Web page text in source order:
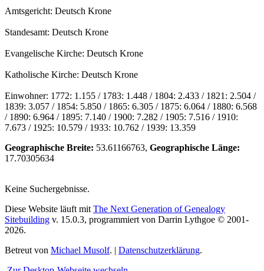
Amtsgericht: Deutsch Krone
Standesamt: Deutsch Krone
Evangelische Kirche: Deutsch Krone
Katholische Kirche: Deutsch Krone
Einwohner: 1772: 1.155 / 1783: 1.448 / 1804: 2.433 / 1821: 2.504 /
1839: 3.057 / 1854: 5.850 / 1865: 6.305 / 1875: 6.064 / 1880: 6.568
/ 1890: 6.964 / 1895: 7.140 / 1900: 7.282 / 1905: 7.516 / 1910:
7.673 / 1925: 10.579 / 1933: 10.762 / 1939: 13.359
Geographische Breite: 53.61166763, Geographische Länge:
17.70305634
Keine Suchergebnisse.
Diese Website läuft mit The Next Generation of Genealogy
Sitebuilding v. 15.0.3, programmiert von Darrin Lythgoe © 2001-
2026.
Betreut von Michael Musolf. | Datenschutzerklärung.